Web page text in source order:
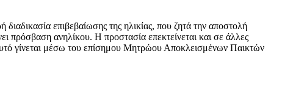
επιβεβαίωσης της ηλικίας, που ζητά την αποστολή
πρόσβαση ανηλίκου. Η προστασία επεκτείνεται και σε άλλες
γίνεται μέσω του επίσημου Μητρώου Αποκλεισμένων Παικτών